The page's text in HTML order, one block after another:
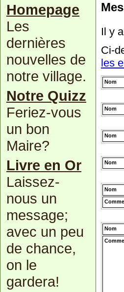
Il y
Ci-
les
Nom
Nom
Nom
Nom
Nom
Nom
Homepage
Les
dernières
nouvelles de
notre village.
Notre Quizz
Feriez-vous
un bon
Maire?
Livre en Or
Laissez-
nous un
message;
avec un peu
de chance,
on le
gardera!